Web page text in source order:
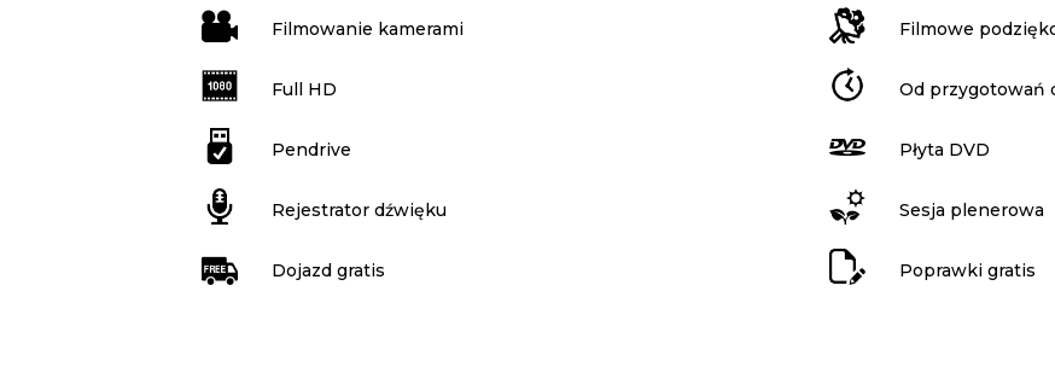
Filmowanie kamerami Filmowe
Full HD Od przygotowań
Pendrive Płyta DVD
Rejestrator dźwięku Sesja plenerowa
Dojazd gratis Poprawki gratis